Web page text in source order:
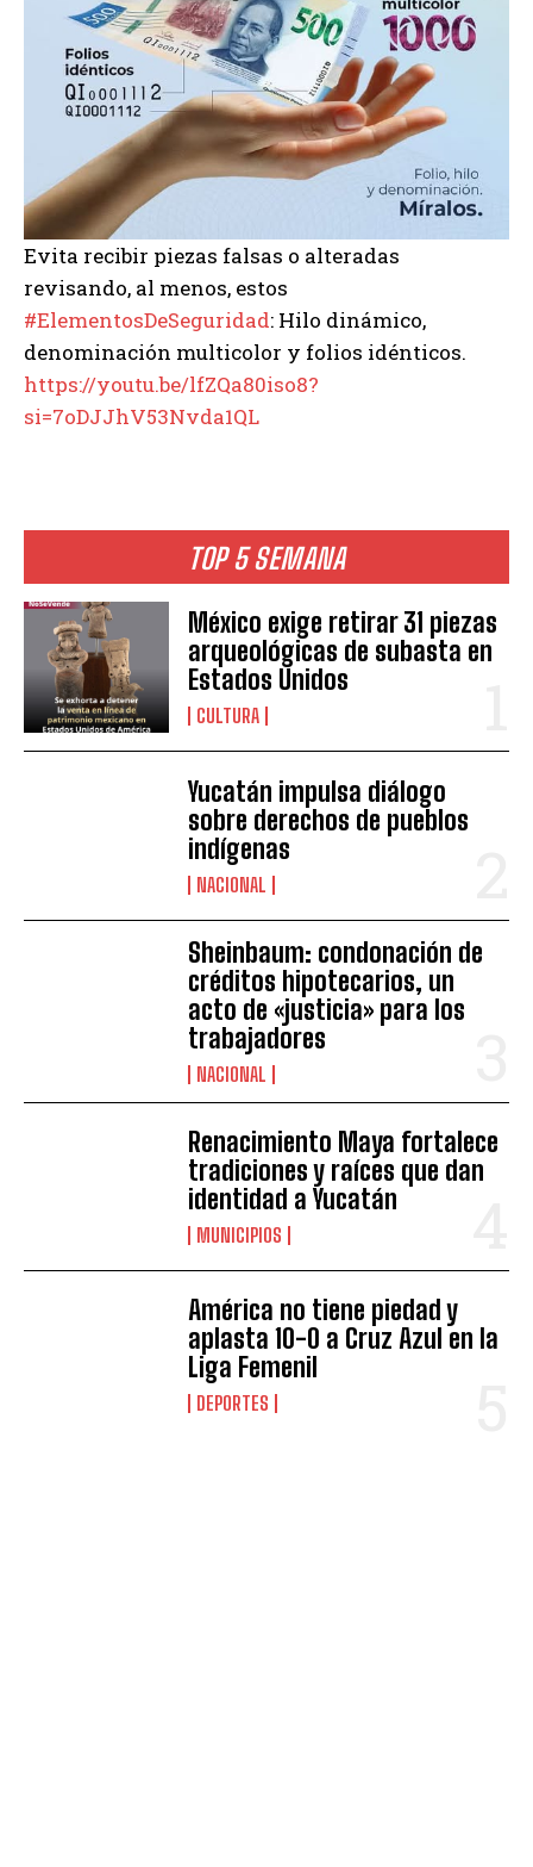
TOP 5 SEMANA
México exige retirar 31 piezas
arqueológicas de subasta en
Estados Unidos
CULTURA
Yucatán impulsa diálogo
sobre derechos de pueblos
indígenas
NACIONAL
Sheinbaum: condonación de
créditos hipotecarios, un
acto de «justicia» para los
trabajadores
NACIONAL
Renacimiento Maya fortalece
tradiciones y raíces que dan
identidad a Yucatán
MUNICIPIOS
América no tiene piedad y
aplasta 10-0 a Cruz Azul en la
Liga Femenil
DEPORTES
Evita recibir piezas falsas o alteradas
revisando, al menos, estos
#ElementosDeSeguridad: Hilo dinámico,
denominación multicolor y folios idénticos.
https://youtu.be/lfZQa80iso8?
si=7oDJJhV53Nvda1QL